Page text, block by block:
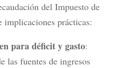
del Impuesto de
implicaciones prácticas:
para déficit y gasto:
las fuentes de ingresos